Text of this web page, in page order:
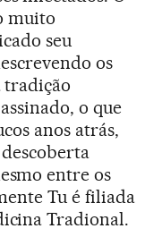
muito
seu
os
tradição
o que
anos atrás,
entre os
Tu é filiada
Tradional.